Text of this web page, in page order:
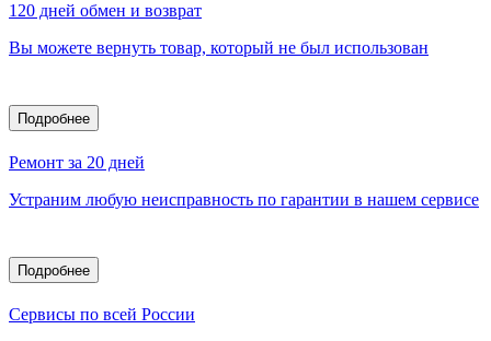
120 дней обмен и возврат
Вы можете вернуть товар, который не был использован
Подробнее
Ремонт за 20 дней
Устраним любую неисправность по гарантии в нашем сервисе
Подробнее
Сервисы по всей России